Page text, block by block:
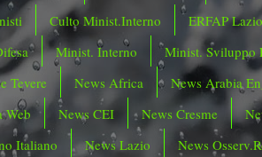
Culto Minist.Interno ERFAP Lazio
Minist. Interno Minist. Sviluppo
Tevere News Africa News Arabia
Web News CEI News Cresme
Italiano News Lazio News